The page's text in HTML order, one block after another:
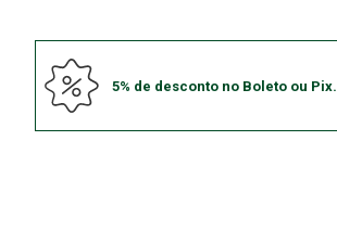
5% de desconto no Boleto ou Pix.